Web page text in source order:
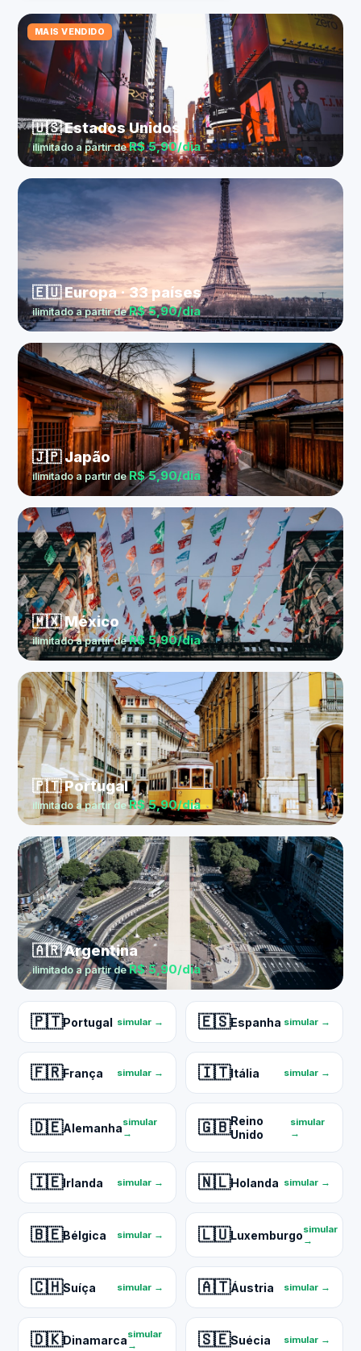
MAIS VENDIDO
🇺🇸 Estados Unidos
ilimitado a partir deR$ 5,90/dia
🇪🇺 Europa · 33 países
ilimitado a partir deR$ 5,90/dia
🇯🇵 Japão
ilimitado a partir deR$ 5,90/dia
🇲🇽 México
ilimitado a partir deR$ 5,90/dia
🇵🇹 Portugal
ilimitado a partir deR$ 5,90/dia
🇦🇷 Argentina
ilimitado a partir deR$ 5,90/dia
🇵🇹Portugal simular → 🇪🇸Espanha simular →
🇫🇷França simular → 🇮🇹Itália simular →
🇩🇪Alemanhasimular
→
🇬🇧Reino
Unido
simular
→
🇮🇪Irlanda simular → 🇳🇱Holanda simular →
🇧🇪Bélgica simular → 🇱🇺Luxemburgosimular
→
🇨🇭Suíça simular → 🇦🇹Áustria simular →
🇩🇰Dinamarcasimular
→
🇸🇪Suécia simular →